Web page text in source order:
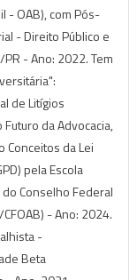
- OAB), com Pós-
- Direito Público e
- Ano: 2022. Tem
de Litígios
da Advocacia,
Conceitos da Lei
pela Escola
Conselho Federal
- Ano: 2024.
-
Beta